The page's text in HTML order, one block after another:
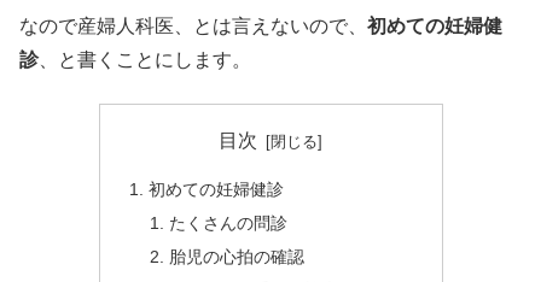
なので産婦人科医、とは言えないので、 初めての妊婦健
診、と書くことにします。
目次
初めての妊婦健診
たくさんの問診
胎児の心拍の確認